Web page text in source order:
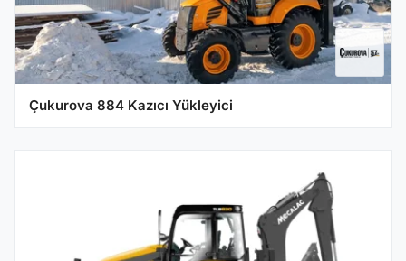
Çukurova 884 Kazıcı Yükleyici